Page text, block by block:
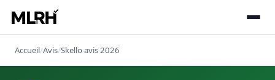
Accueil/Avis/Skello avis 2026